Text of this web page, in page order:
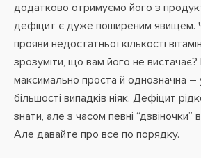
додатково отримуємо його з
дефіцит є дуже поширеним явищем. Чи
прояви недостатньої кількості
зрозуміти, що вам його не вистачає?
максимально проста й однозначна –
більшості випадків ніяк. Дефіцит
знати, але з часом певні “дзвіночки”
Але давайте про все по порядку.